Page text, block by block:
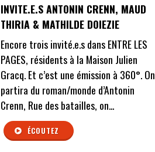
INVITE.E.S ANTONIN CRENN, MAUD
THIRIA & MATHILDE DOIEZIE
Encore trois invité.e.s dans ENTRE LES
PAGES, résidents à la Maison Julien
Gracq. Et c’est une émission à 360°. On
partira du roman/monde d’Antonin
Crenn, Rue des batailles, on...
ÉCOUTEZ